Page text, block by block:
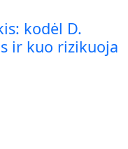
kodėl D.
ir kuo rizikuoja